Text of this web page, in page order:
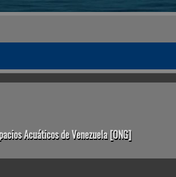
Acuáticos de Venezuela [ONG]